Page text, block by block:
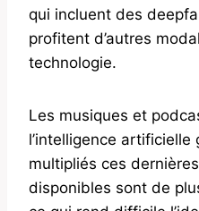
qui incluent des
profitent d’autres
technologie.
Les musiques et
l’intelligence
multipliés ces
disponibles sont de